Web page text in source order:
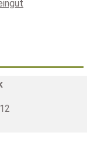
12